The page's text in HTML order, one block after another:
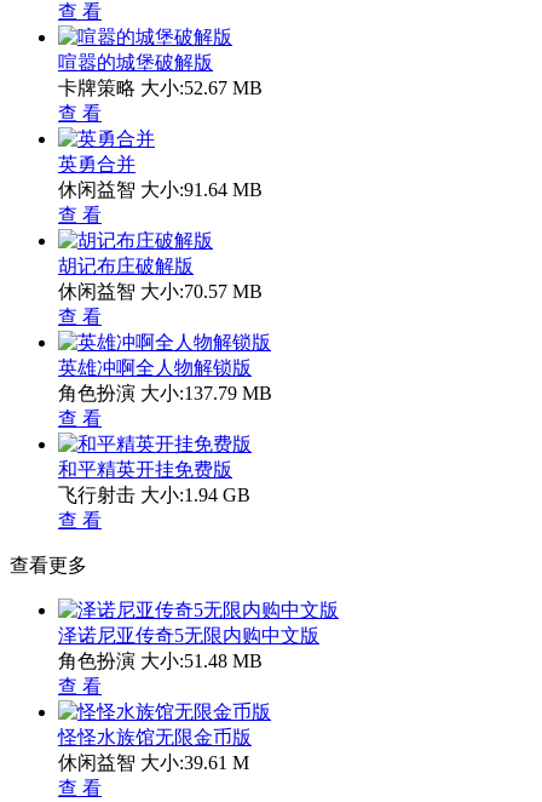
查 看
喧嚣的城堡破解版
卡牌策略 大小:52.67 MB
查 看
英勇合并
休闲益智 大小:91.64 MB
查 看
胡记布庄破解版
休闲益智 大小:70.57 MB
查 看
英雄冲啊全人物解锁版
角色扮演 大小:137.79 MB
查 看
和平精英开挂免费版
飞行射击 大小:1.94 GB
查 看
查看更多
泽诺尼亚传奇5无限内购中文版
角色扮演 大小:51.48 MB
查 看
怪怪水族馆无限金币版
休闲益智 大小:39.61 M
查 看